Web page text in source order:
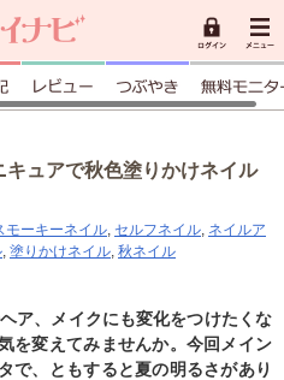
ュアで秋色塗りかけネイル
モーキーネイル, セルフネイル, ネイルア
, 塗りかけネイル, 秋ネイル
ア、メイクにも変化をつけたくな
を変えてみませんか。今回メイン
で、ともすると夏の明るさがあり